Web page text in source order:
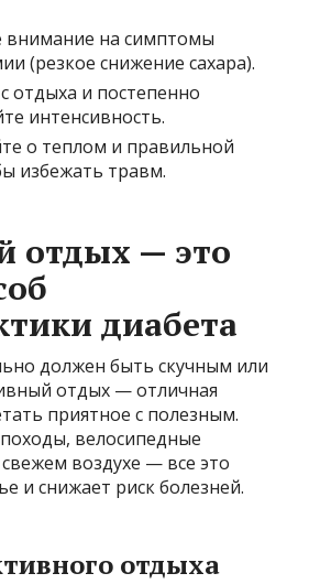
на симптомы
(резкое снижение сахара).
отдыха и постепенно
интенсивность.
о теплом и правильной
избежать травм.
отдых — это
диабета
должен быть скучным или
отдых — отличная
приятное с полезным.
велосипедные
воздухе — все это
и снижает риск болезней.
отдыха